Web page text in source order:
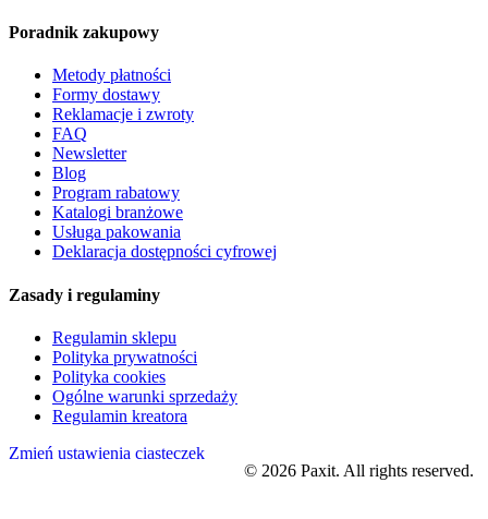
Poradnik zakupowy
Metody płatności
Formy dostawy
Reklamacje i zwroty
FAQ
Newsletter
Blog
Program rabatowy
Katalogi branżowe
Usługa pakowania
Deklaracja dostępności cyfrowej
Zasady i regulaminy
Regulamin sklepu
Polityka prywatności
Polityka cookies
Ogólne warunki sprzedaży
Regulamin kreatora
Zmień ustawienia ciasteczek
© 2026 Paxit. All rights reserved.